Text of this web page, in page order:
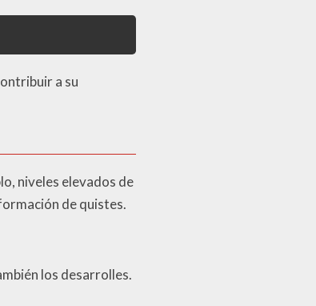
a su
niveles elevados de
de quistes.
los desarrolles.